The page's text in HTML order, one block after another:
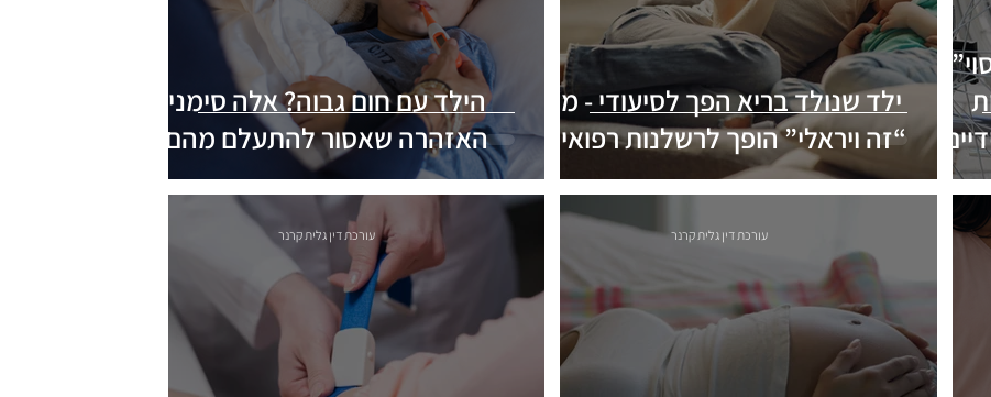
ילד שנולד בריא הפך לסיעודי - מתי
“זה ויראלי” הופך לרשלנות רפואית?
הילד עם חום גבוה? אלה סימני
האזהרה שאסור להתעלם מהם
עורכת דין גלית קרנר עורכת דין גלית קרנר